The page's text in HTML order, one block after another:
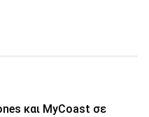
και MyCoast σε